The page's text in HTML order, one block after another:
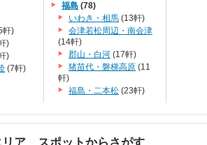
軒)
)
)
(7軒)
福島 (78)
いわき・相馬 (13軒)
会津若松周辺・南会津
(14軒)
郡山・白河 (17軒)
猪苗代・磐梯高原 (11
軒)
福島・二本松 (23軒)
ア、スポットからさがす